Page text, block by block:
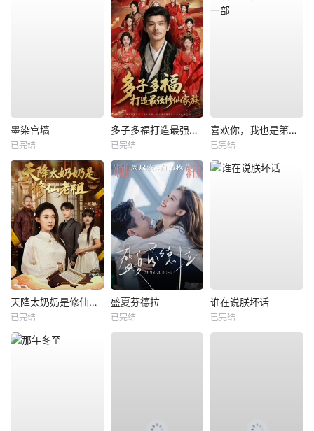
墨染宫墙
已完结
多子多福打造最强修仙家族
已完结
喜欢你，我也是第一部
已完结
天降太奶奶是修仙老祖
已完结
盛夏芬德拉
已完结
谁在说朕坏话
已完结